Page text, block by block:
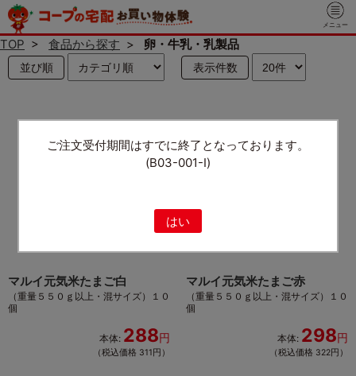
ご注文受付期間はすでに終了となっております。
(B03-001-I)
はい
メニュー
TOP > 食品から探す > 卵・牛乳・乳製品
並び順 表示件数
マルイ元気米たまご白
（重量５５０ｇ以上・混サイズ）１０
個
本体: 288円
（税込価格 311円）
マルイ元気米たまご赤
（重量５５０ｇ以上・混サイズ）１０
個
本体: 298円
（税込価格 322円）